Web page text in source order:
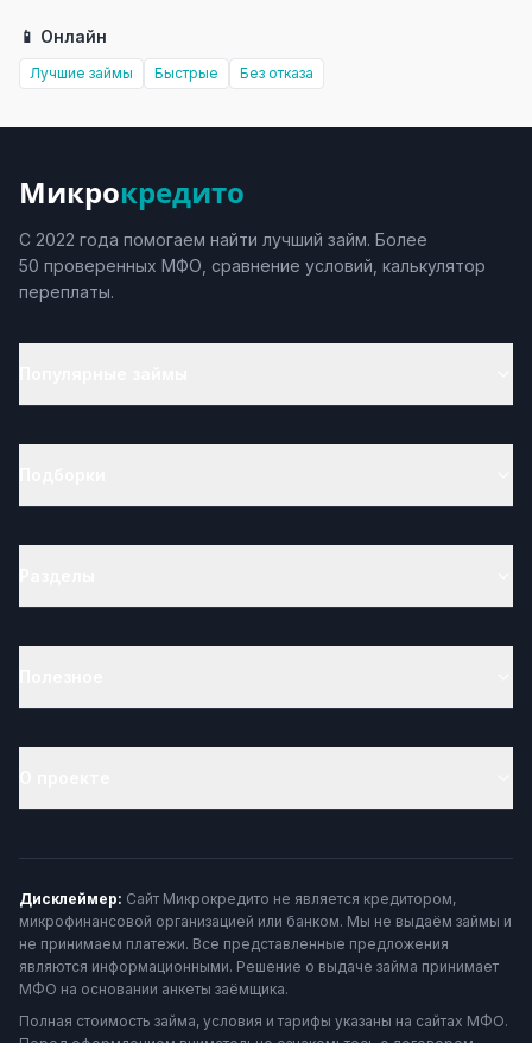
📱 Онлайн
Лучшие займы Быстрые Без отказа
Микрокредито
С 2022 года помогаем найти лучший займ. Более
50 проверенных МФО, сравнение условий, калькулятор
переплаты.
Дисклеймер: Сайт Микрокредито не является кредитором,
микрофинансовой организацией или банком. Мы не выдаём займы и
не принимаем платежи. Все представленные предложения
являются информационными. Решение о выдаче займа принимает
МФО на основании анкеты заёмщика.
Полная стоимость займа, условия и тарифы указаны на сайтах МФО.